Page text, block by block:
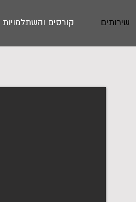
שירותים קורסים והשתלמויות